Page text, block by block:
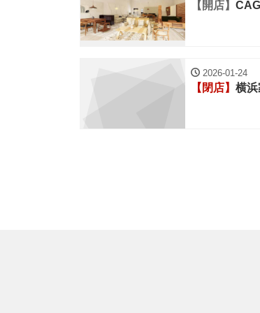
【開店】
2026-01-24
【閉店】 横